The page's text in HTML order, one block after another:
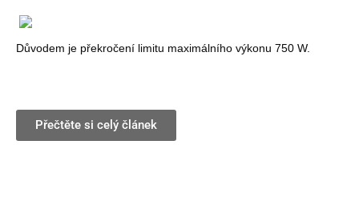
Důvodem je překročení limitu maximálního výkonu 750 W.
Přečtěte si celý článek